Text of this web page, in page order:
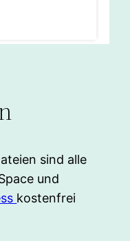
sind alle
und
kostenfrei